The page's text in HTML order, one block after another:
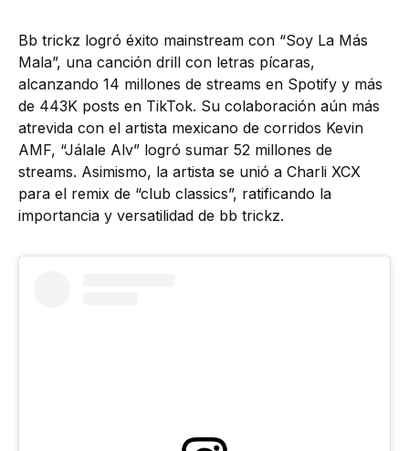
Bb trickz logró éxito mainstream con “Soy La Más
Mala”, una canción drill con letras pícaras,
alcanzando 14 millones de streams en Spotify y más
de 443K posts en TikTok. Su colaboración aún más
atrevida con el artista mexicano de corridos Kevin
AMF, “Jálale Alv” logró sumar 52 millones de
streams. Asimismo, la artista se unió a Charli XCX
para el remix de “club classics”, ratificando la
importancia y versatilidad de bb trickz.